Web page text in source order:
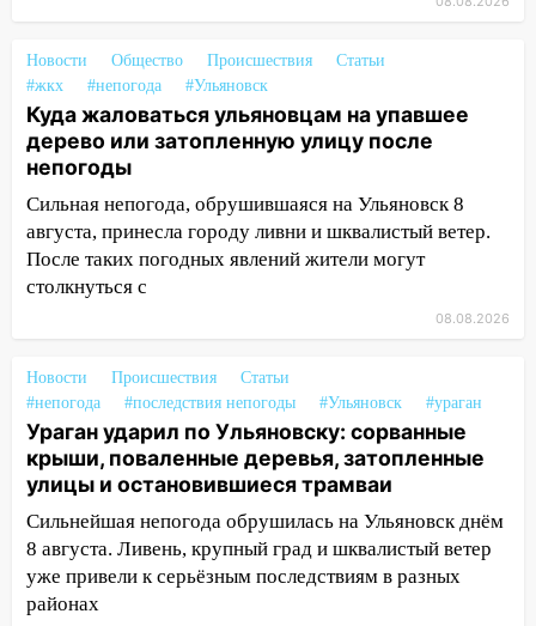
мошенники под видом преподавателя
14:12
Куда жаловаться ульяновцам на
упавшее дерево или затопленную улицу
после непогоды
13:59 В Новом городе ураганным
ветром сорвало опалубку со
строящегося дома
13:54
В мэрии Ульяновска рассказали,
как устраняют последствия мощного
шторма
Ульяновск: дерево рухнуло на дом на
Орджоникидзе
13:47 На Нижней Террасе мощным
ветром вырвало дерево с корнем
13:46 Сильный ветер сорвал крышу с
СТО на проспекте Созидателей
13:35 Непогода продолжает бить по
транспорту: в Ульяновске трамвай
Новости Общество Происшествия
Статьи
#жкх
#непогода #Ульяновск
Куда жаловаться ульяновцам на упавшее
дерево или затопленную улицу после
непогоды
Сильная непогода, обрушившаяся на Ульяновск 8
августа, принесла городу ливни и шквалистый ветер.
После таких погодных явлений жители могут
столкнуться с
08.08.2026
Новости Происшествия
Статьи
#непогода
#последствия непогоды #Ульяновск #ураган
Ураган ударил по Ульяновску: сорванные
крыши, поваленные деревья, затопленные
улицы и остановившиеся трамваи
Сильнейшая непогода обрушилась на Ульяновск днём
8 августа. Ливень, крупный град и шквалистый ветер
уже привели к серьёзным последствиям в разных
районах